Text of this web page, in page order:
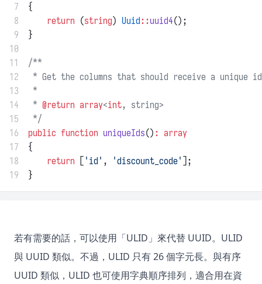
7
{
8
return (string) Uuid::uuid4();
9
}
10
11
/**
12
* Get the columns that should receive a unique
13
*
14
* @return array<int, string>
15
*/
16
public function uniqueIds() : array
17
{
18
return [ 'id' , 'discount_code' ];
19
}
若有需要的話，可以使用「ULID」來代替 UUID。ULID
與 UUID 類似。不過，ULID 只有 26 個字元長。與有序
UUID 類似，ULID 也可使用字典順序排列，適合用在資